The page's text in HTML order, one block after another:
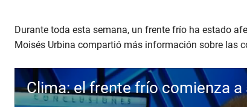
Durante toda esta semana, un frente frío ha estado
Moisés Urbina compartió más información sobre las
Clima: el frente frío comienza a